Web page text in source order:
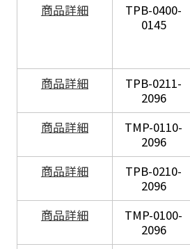
商品詳細
TPB-0400-
0145
商品詳細
TPB-0211-
2096
商品詳細
TMP-0110-
2096
商品詳細
TPB-0210-
2096
商品詳細
TMP-0100-
2096